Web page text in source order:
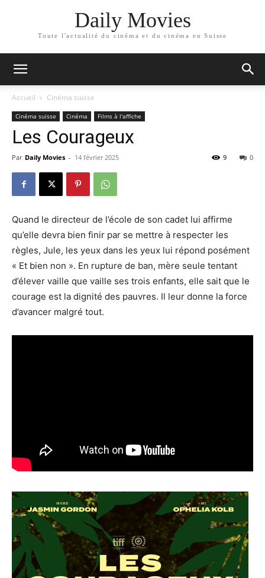
Daily Movies
Toute l'actualité du cinéma et du cinéma en Suisse
Accueil Cinéma suisse
Cinéma suisse Cinéma Films à l'affiche
Les Courageux
Par Daily Movies - 14 février 2025 0
9
Quand le directeur de l’école de son cadet lui affirme
qu’elle devra bien finir par se mettre à respecter les
règles, Jule, les yeux dans les yeux lui répond posément
« Et bien non ». En rupture de ban, mère seule tentant
d’élever vaille que vaille ses trois enfants, elle sait que le
courage est la dignité des pauvres. Il leur donne la force
d’avancer malgré tout.